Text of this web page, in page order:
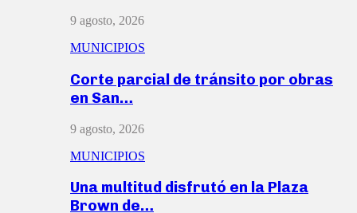
9 agosto, 2026
MUNICIPIOS
Corte parcial de tránsito por obras
en San…
9 agosto, 2026
MUNICIPIOS
Una multitud disfrutó en la Plaza
Brown de…